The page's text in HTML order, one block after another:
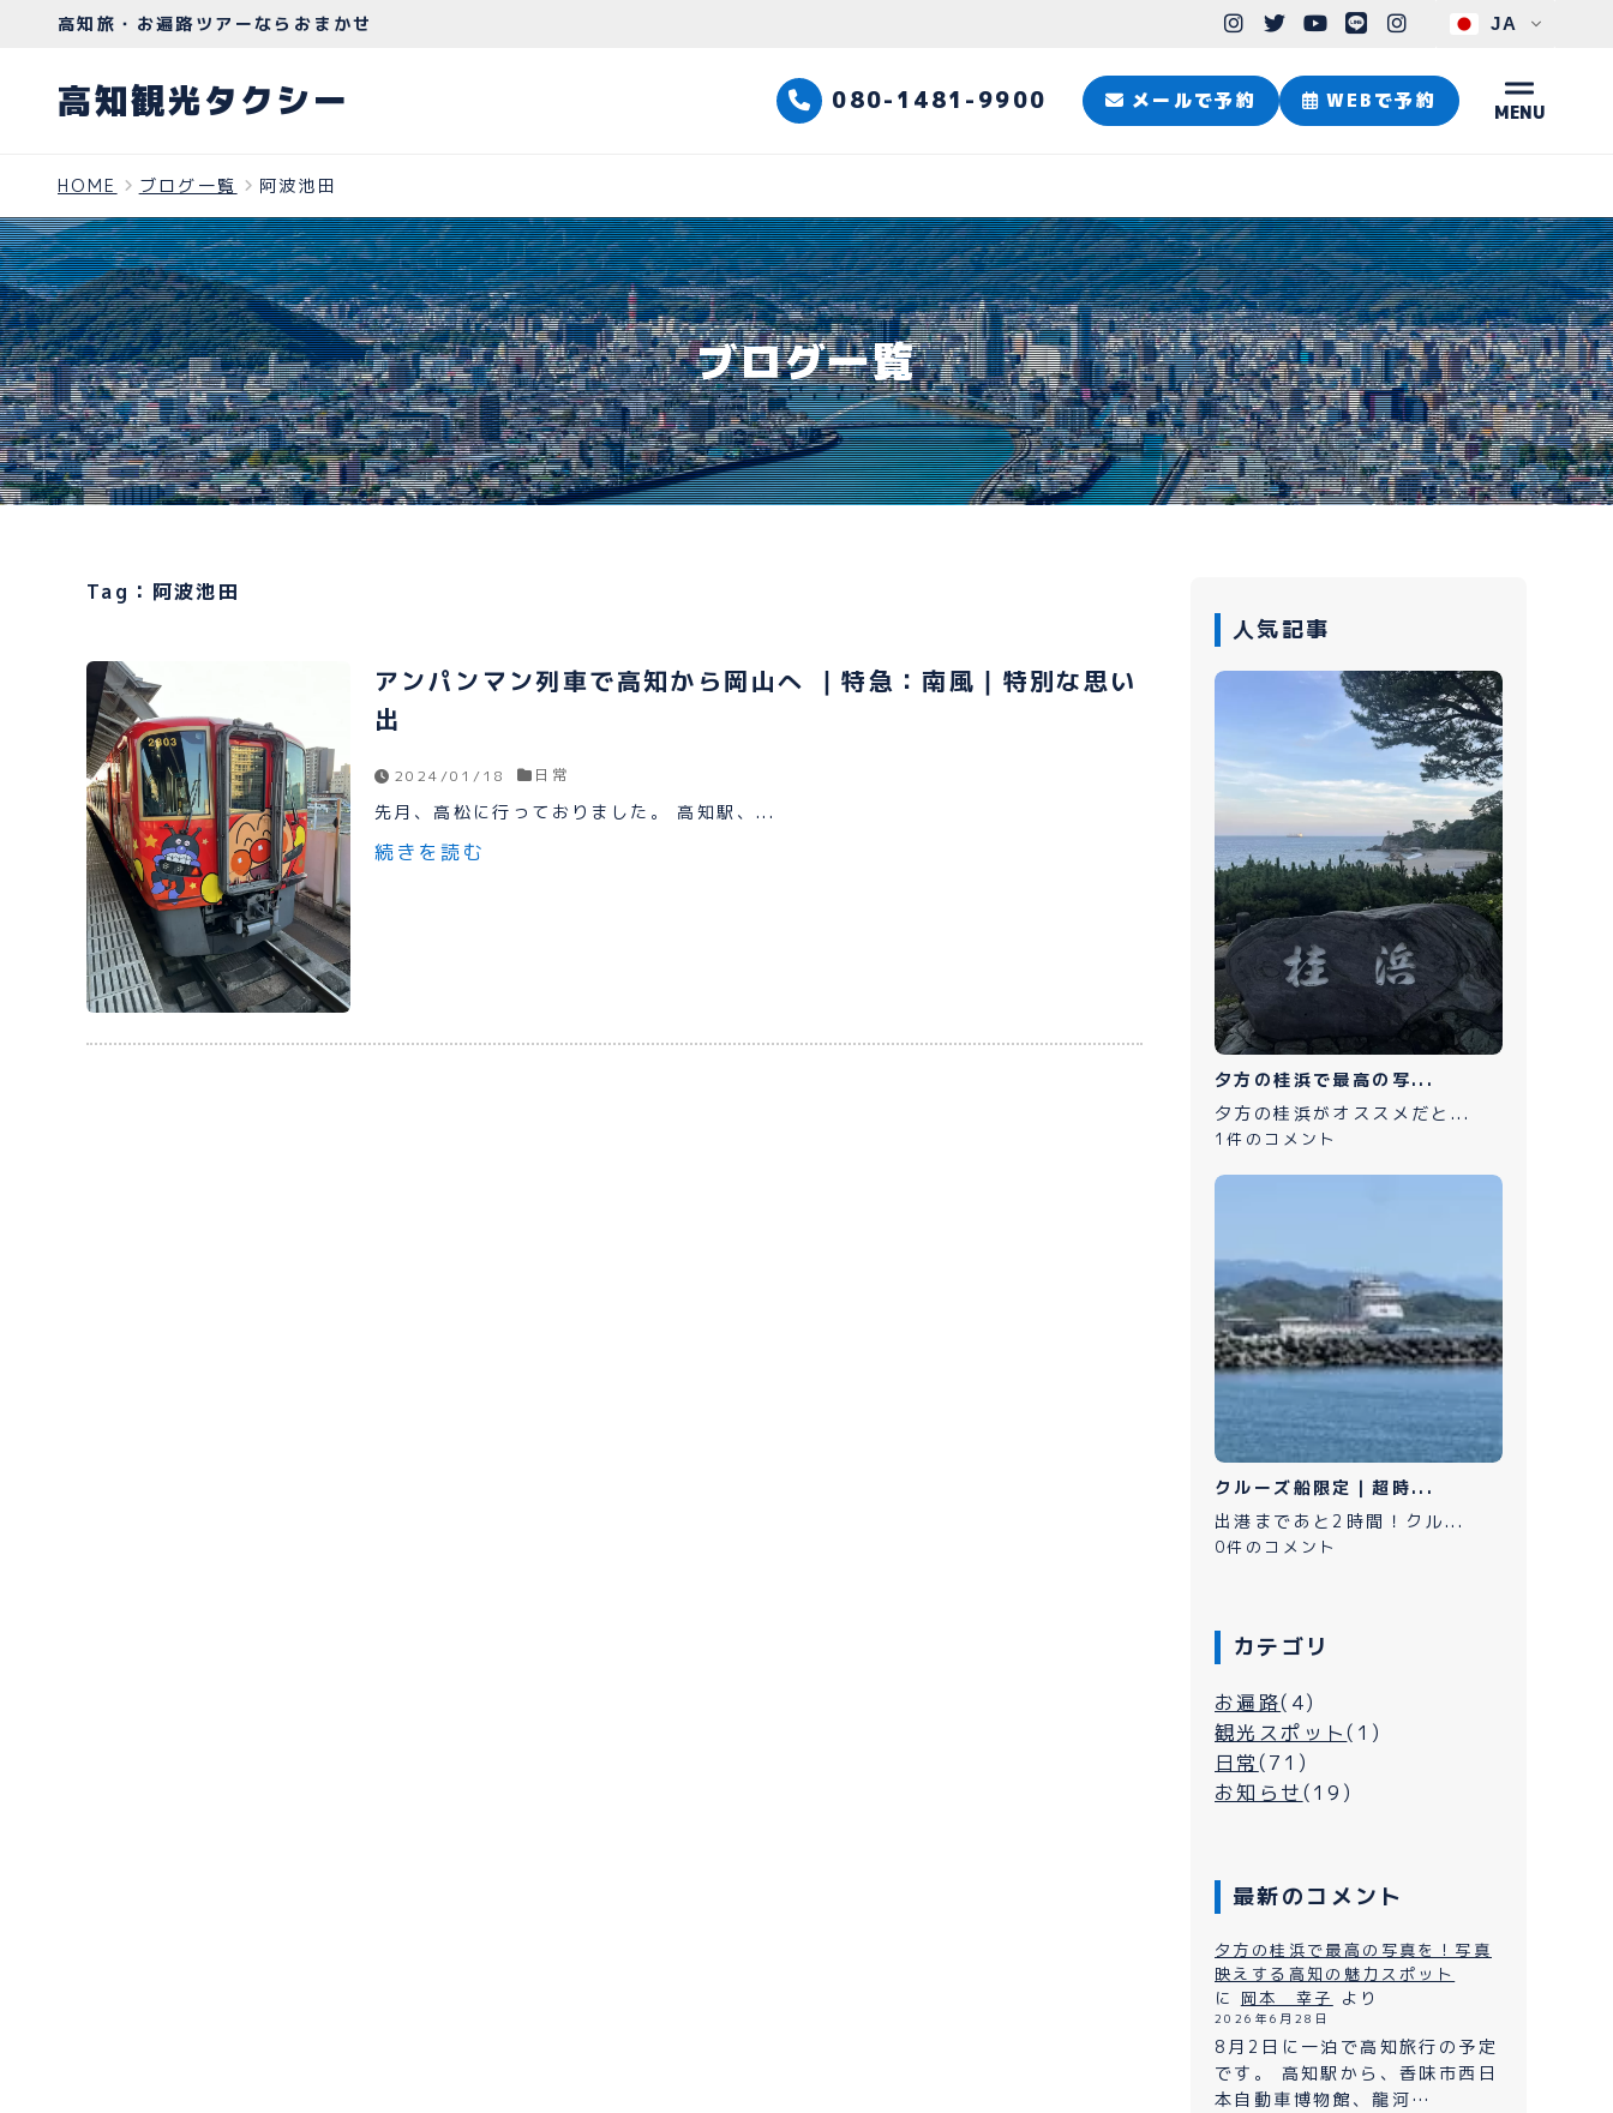
高知観光タクシー
観光タクシーについて
プライバシーポリシー
JA
高知旅・お遍路ツアーならおまかせ
高知観光タクシー 080-1481-9900 メールで予約 WEBで予約
HOME ブログ一覧 阿波池田
ブログ一覧
Tag：阿波池田
アンパンマン列車で高知から岡山へ ｜特急：南風｜特別な思い
出
2024/01/18 日常
先月、高松に行っておりました。 高知駅、...
続きを読む
人気記事
夕方の桂浜で最高の写...
夕方の桂浜がオススメだと...
1件のコメント
クルーズ船限定｜超時...
出港まであと2時間！クル...
0件のコメント
カテゴリ
お遍路(4)
観光スポット(1)
日常(71)
お知らせ(19)
最新のコメント
夕方の桂浜で最高の写真を！写真
映えする高知の魅力スポット
に 岡本 幸子 より
2026年6月28日
8月2日に一泊で高知旅行の予定
です。 高知駅から、香味市西日
本自動車博物館、龍河…